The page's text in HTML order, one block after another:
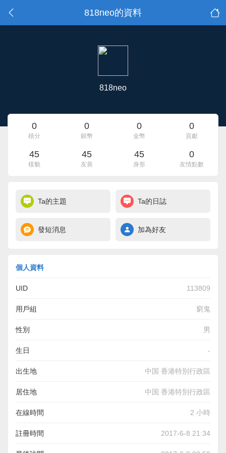
818neo的資料
818neo
0
積分
0
銀幣
0
金幣
0
貢獻
45
樣貌
45
友善
45
身形
0
友情點數
Ta的主題 Ta的日誌
發短消息 加為好友
個人資料
UID 113809
用戶組 窮鬼
性別 男
生日 -
出生地 中国 香港特別行政區
居住地 中国 香港特別行政區
在線時間 2 小時
註冊時間 2017-6-8 21:34